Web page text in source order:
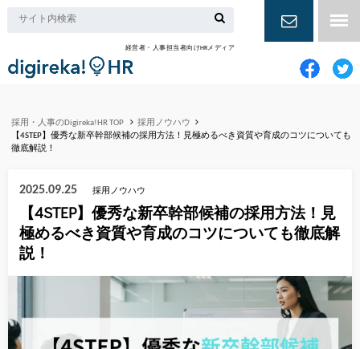
経営者・人事担当者向けHRメディア
お問い合
採用・人事のDigireka!HR TOP
採用ノウハウ
【4STEP】優秀な新卒幹部候補の採用方法！見極めるべき資質や育成のコツについても
徹底解説！
2025.09.25 採用ノウハウ
【4STEP】優秀な新卒幹部候補の採用方法！見
極めるべき資質や育成のコツについても徹底解
説！